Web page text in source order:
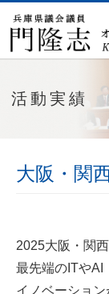
活動実績
大阪・関
2025大阪・関
最先端のITやAI
イノベーショ